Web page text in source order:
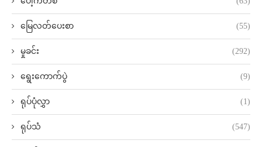
မြေလတ်ပေးစာ (55)
မှုခင်း (292)
ရွေးကောက်ပွဲ (9)
ရုပ်ပုံလွှာ (1)
ရုပ်သံ (547)